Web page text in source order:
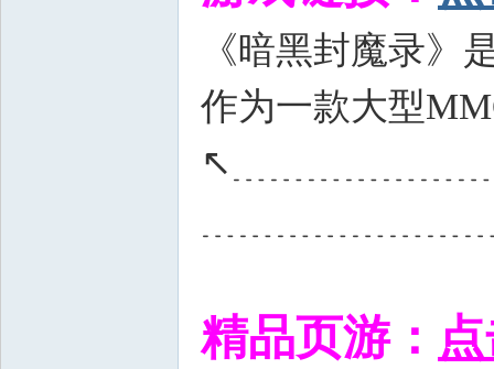
《暗黑封魔录》
作为一款大型
精品页游：